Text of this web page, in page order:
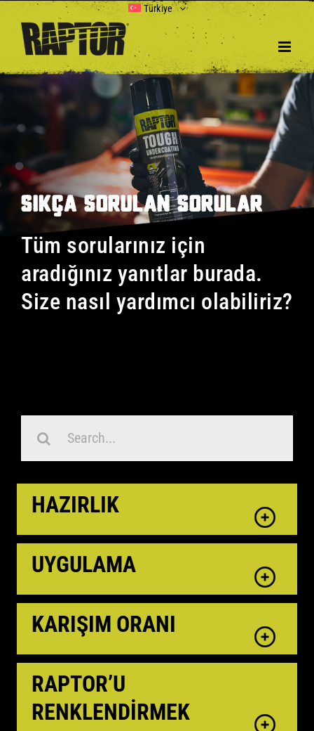
Türkiye
SIKÇA SORULAN SORULAR
Tüm sorularınız için
aradığınız yanıtlar burada.
Size nasıl yardımcı olabiliriz?
HAZIRLIK
UYGULAMA
KARIŞIM ORANI
RAPTOR’U
RENKLENDİRMEK